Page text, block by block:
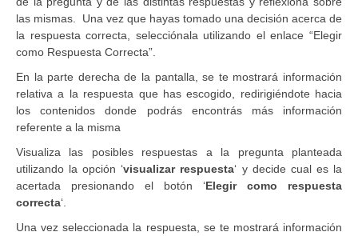
las mismas. Una vez que hayas tomado una decisión acerca de
la respuesta correcta, selecciónala utilizando el enlace “Elegir
como Respuesta Correcta”.
En la parte derecha de la pantalla, se te mostrará información
relativa a la respuesta que has escogido, redirigiéndote hacia
los contenidos donde podrás encontrás más información
referente a la misma
Visualiza las posibles respuestas a la pregunta planteada
utilizando la opción ‘visualizar respuesta‘ y decide cual es la
acertada presionando el botón ‘Elegir como respuesta
correcta‘.
Una vez seleccionada la respuesta, se te mostrará información